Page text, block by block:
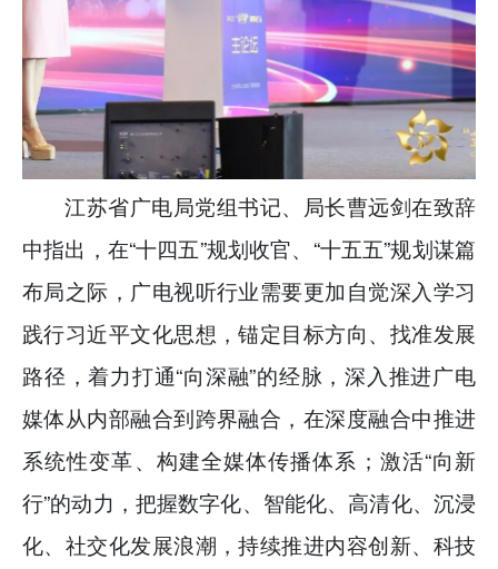
江苏省广电局党组书记、局长曹远剑在致辞
中指出，在“十四五”规划收官、“十五五”规划谋篇
布局之际，广电视听行业需要更加自觉深入学习
践行习近平文化思想，锚定目标方向、找准发展
路径，着力打通“向深融”的经脉，深入推进广电
媒体从内部融合到跨界融合，在深度融合中推进
系统性变革、构建全媒体传播体系；激活“向新
行”的动力，把握数字化、智能化、高清化、沉浸
化、社交化发展浪潮，持续推进内容创新、科技